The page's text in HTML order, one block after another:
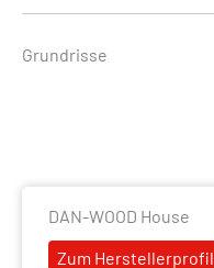
Grundrisse
DAN-WOOD House
Zum Herstellerprofil